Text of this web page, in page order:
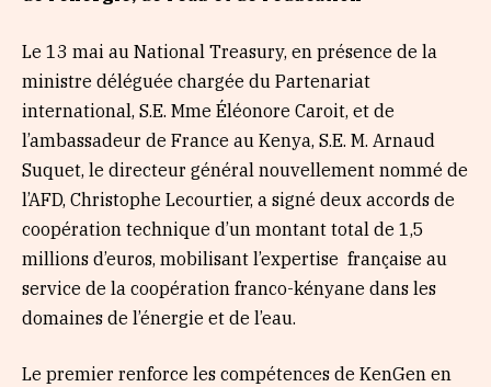
Le 13 mai au National Treasury, en présence de la
ministre déléguée chargée du Partenariat
international, S.E. Mme Éléonore Caroit, et de
l’ambassadeur de France au Kenya, S.E. M. Arnaud
Suquet, le directeur général nouvellement nommé de
l’AFD, Christophe Lecourtier, a signé deux accords de
coopération technique d’un montant total de 1,5
millions d’euros, mobilisant l’expertise française au
service de la coopération franco-kényane dans les
domaines de l’énergie et de l’eau.
Le premier renforce les compétences de KenGen en